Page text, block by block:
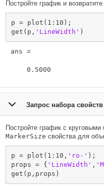
Постройте график и
p = plot(1:10);
get(p, 'LineWidth' )
ans =
    0.5000
Запрос набора
Постройте график с
MarkerSize свойства для
p = plot(1:10, 'ro-' );
props = { 'LineWidth' ,
get(p,props)